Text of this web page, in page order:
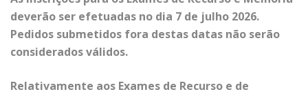
deverão ser efetuadas no dia 7 de julho 2026.
Pedidos submetidos fora destas datas não serão
considerados válidos.
Relativamente aos Exames de Recurso e de